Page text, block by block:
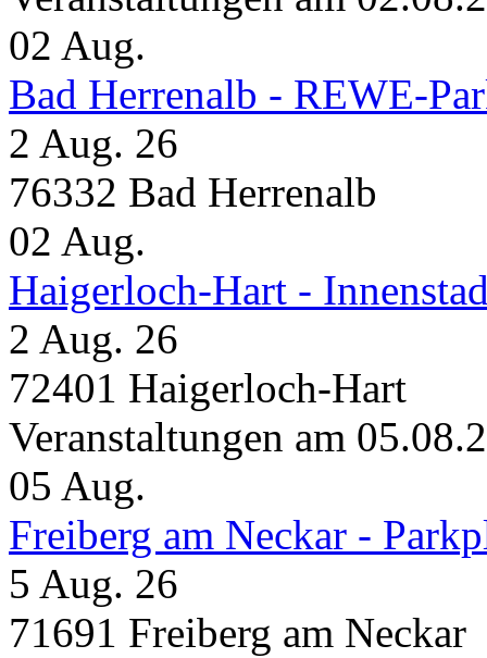
02 Aug.
Bad Herrenalb - REWE-
2 Aug. 26
76332 Bad Herrenalb
02 Aug.
Haigerloch-Hart -
2 Aug. 26
72401 Haigerloch-Hart
Veranstaltungen am
05 Aug.
Freiberg am Neckar -
5 Aug. 26
71691 Freiberg am Neckar